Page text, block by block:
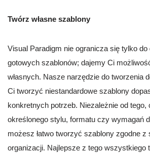
Twórz własne szablony
Visual Paradigm nie ogranicza się tylko
gotowych szablonów; dajemy Ci
własnych. Nasze narzędzie do tworzenia
Ci tworzyć niestandardowe szablony
konkretnych potrzeb. Niezależnie od tego,
określonego stylu, formatu czy wymagań
możesz łatwo tworzyć szablony zgodne z
organizacji. Najlepsze z tego wszystkiego